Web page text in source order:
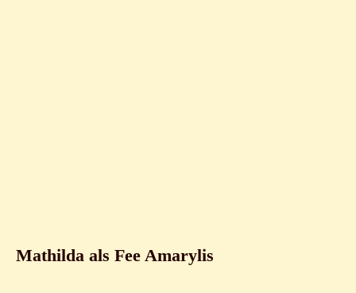
Mathilda als Fee Amarylis